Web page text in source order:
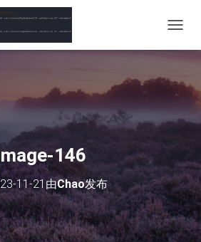
换
146
11-21 由Chao发布